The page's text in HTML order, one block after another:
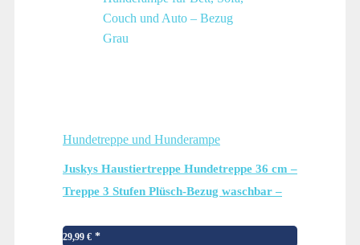
Hundetreppe und Hunderampe
Juskys Haustiertreppe Hundetreppe 36 cm –
Treppe 3 Stufen Plüsch-Bezug waschbar –
Couch und Auto – Bezug Grau
29,99 €